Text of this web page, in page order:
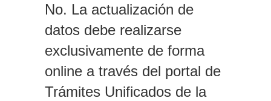
No. La actualización de
datos debe realizarse
exclusivamente de forma
online a través del portal de
Trámites Unificados de la